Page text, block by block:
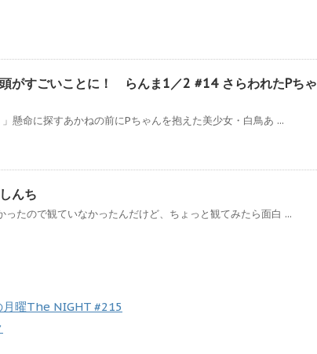
がすごいことに！ らんま1／2 #14 さらわれたPちゃ
懸命に探すあかねの前にPちゃんを抱えた美少女・白鳥あ ...
んち
ったので観ていなかったんだけど、ちょっと観てみたら面白 ...
曜The NIGHT #215